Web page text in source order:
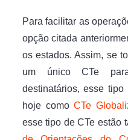
Para facilitar as
opção citada
os estados. Assim, se
um único CTe
destinatários, esse
hoje comoCTe
esse tipo de CTe estão